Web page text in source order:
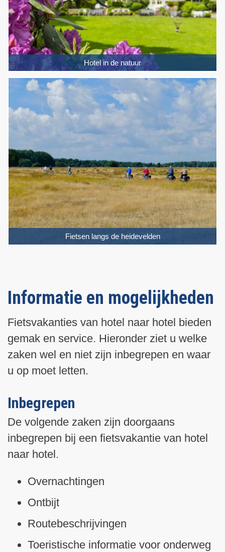
Hotel in de natuur
Fietsen langs de heidevelden
Informatie en mogelijkheden
Fietsvakanties van hotel naar hotel bieden
gemak en service. Hieronder ziet u welke
zaken wel en niet zijn inbegrepen en waar
u op moet letten.
Inbegrepen
De volgende zaken zijn doorgaans
inbegrepen bij een fietsvakantie van hotel
naar hotel.
Overnachtingen
Ontbijt
Routebeschrijvingen
Toeristische informatie voor onderweg